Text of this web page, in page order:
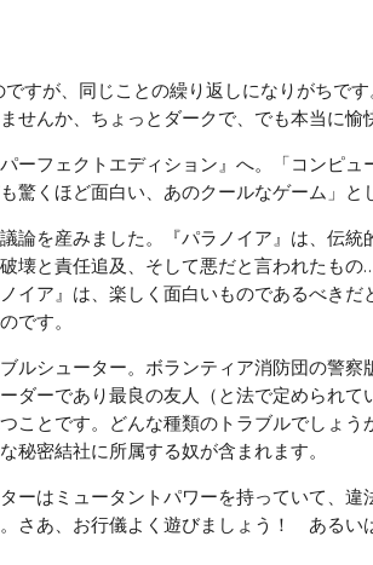
すが、同じことの繰り返しになりがち
せんか、ちょっとダークで、でも本当に
ーフェクトエディション』へ。「コンピ
驚くほど面白い、あのクールなゲーム」と
論を産みました。『パラノイア』は、伝統
壊と責任追及、そして悪だと言われたも
イア』は、楽しく面白いものであるべき
です。
ルシューター。ボランティア消防団の警
ダーであり最良の友人（と法で定められ
ことです。どんな種類のトラブルでしょ
秘密結社に所属する奴が含まれます。
ーはミュータントパワーを持っていて、
さあ、お行儀よく遊びましょう！ ある